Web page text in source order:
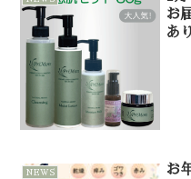
お
あ
NEWS
お